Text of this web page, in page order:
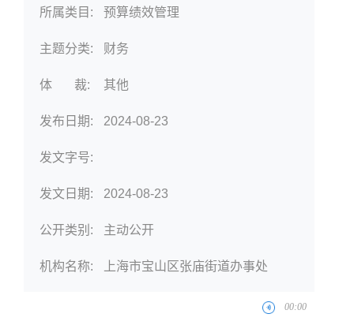
所属类目: 预算绩效管理
主题分类: 财务
体 裁: 其他
发布日期: 2024-08-23
发文字号:
发文日期: 2024-08-23
公开类别: 主动公开
机构名称: 上海市宝山区张庙街道办事处